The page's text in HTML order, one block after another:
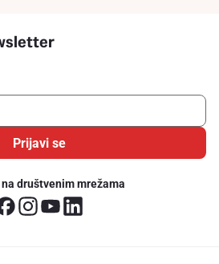
Prijavi se
društvenim mrežama